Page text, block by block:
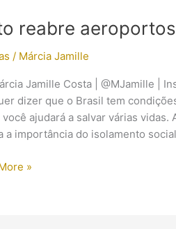
reabre
/ Márcia Jamille
Jamille Costa | @MJamille |
dizer que o Brasil tem
você ajudará a salvar várias
a importância do isolamento
»